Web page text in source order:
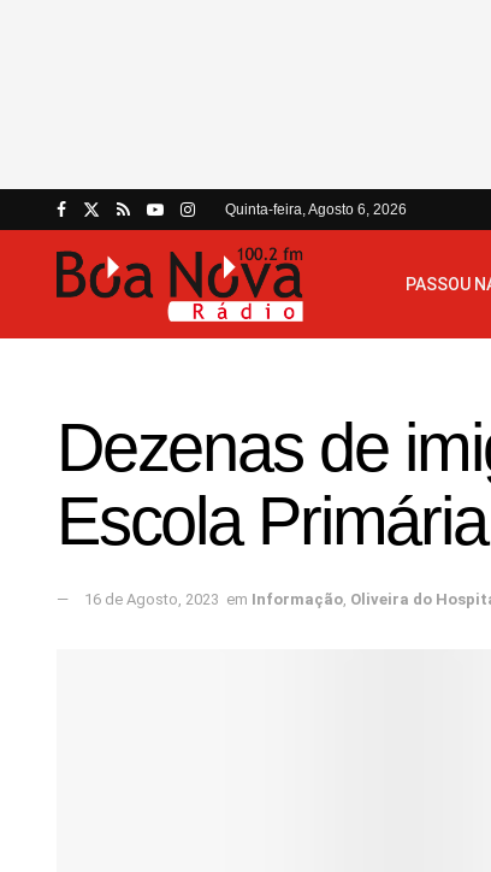
Quinta-feira, Agosto 6, 2026
PASSOU
Dezenas de
Escola
16 de Agosto, 2023 em Informação, Oliveira do